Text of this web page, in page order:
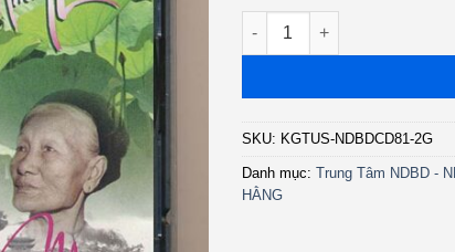
NDBDCD81 - 10 Tình Khúc
SKU: KGTUS-NDBDCD81-2G
Danh mục: Trung Tâm NDBD -
HẰNG